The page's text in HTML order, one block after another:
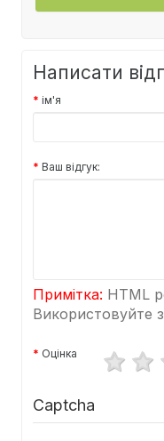
Написати
ім'я
Ваш відгук:
Примітка: HTML
Використовуйте
Оцінка
Captcha